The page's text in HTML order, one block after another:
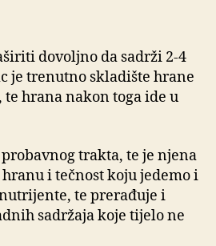
dovoljno da sadrži 2-4
je trenutno skladište hrane
te hrana nakon toga ide u
trakta, te je njena
i tečnost koju jedemo i
te prerađuje i
sadržaja koje tijelo ne